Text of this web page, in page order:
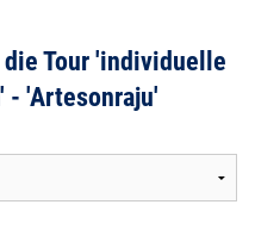
Tour 'individuelle
- 'Artesonraju'